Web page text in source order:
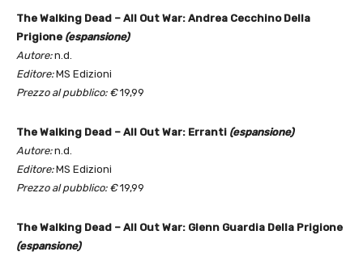
The Walking Dead – All Out War: Andrea Cecchino Della
Prigione (espansione)
Autore:n.d.
Editore:MS Edizioni
Prezzo al pubblico: €19,99
The Walking Dead – All Out War: Erranti (espansione)
Autore:n.d.
Editore:MS Edizioni
Prezzo al pubblico: €19,99
The Walking Dead – All Out War: Glenn Guardia Della Prigione
(espansione)